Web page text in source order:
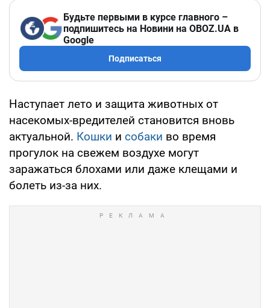
Будьте первыми в курсе главного –
подпишитесь на Новини на OBOZ.UA в
Google
Подписаться
Наступает лето и защита животных от
насекомых-вредителей становится вновь
актуальной. Кошки и собаки во время
прогулок на свежем воздухе могут
заражаться блохами или даже клещами и
болеть из-за них.